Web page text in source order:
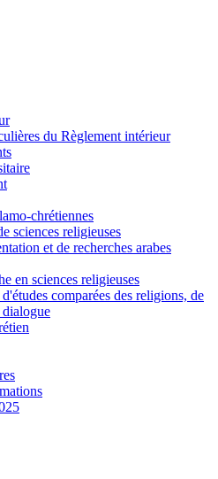
du Règlement intérieur
chrétiennes
sciences religieuses
et de recherches arabes
en sciences religieuses
comparées des religions, de